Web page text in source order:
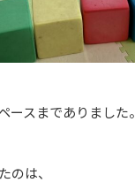
ースまでありました。
のは、